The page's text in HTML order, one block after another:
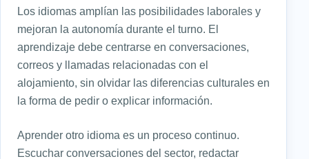
Los idiomas amplían las posibilidades laborales y
mejoran la autonomía durante el turno. El
aprendizaje debe centrarse en conversaciones,
correos y llamadas relacionadas con el
alojamiento, sin olvidar las diferencias culturales en
la forma de pedir o explicar información.
Aprender otro idioma es un proceso continuo.
Escuchar conversaciones del sector, redactar